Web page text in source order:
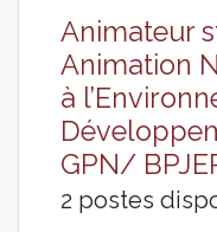
Animateur
Animation
à
GPN/
2 postes